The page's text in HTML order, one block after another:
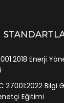
Enerji
27001:2022
Eğitimi